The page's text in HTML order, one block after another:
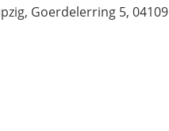
Goerdelerring 5, 04109